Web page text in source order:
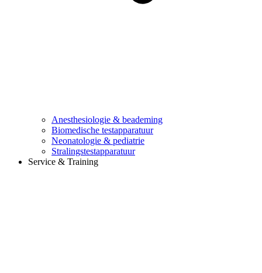
Anesthesiologie & beademing
Biomedische testapparatuur
Neonatologie & pediatrie
Stralingstestapparatuur
Service & Training